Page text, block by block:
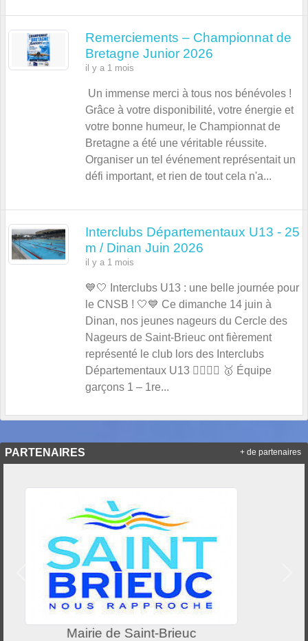
Remerciements – Championnat de
Bretagne Junior 2026
il y a 1 mois
Un immense merci à tous nos bénévoles !
Grâce à votre disponibilité, votre énergie et
votre bonne humeur, le Championnat de
Bretagne a été une véritable réussite.
Organiser un tel événement représentait un
défi important, et rien de tout cela n'a...
Interclubs Départementaux U13 - 25
m / Dinan Juin 2026
il y a 1 mois
💙🤍 Interclubs U13 : une belle journée pour
le CNSB ! 🤍💙 Ce dimanche 14 juin à
Dinan, nos jeunes nageurs du Cercle des
Nageurs de Saint-Brieuc ont fièrement
représenté le club lors des Interclubs
Départementaux U13 🏊‍♂️🏊‍♀️ 🥇 Équipe
garçons 1 – 1re...
PARTENAIRES
Locakaze
Précedent
+ de partenaires